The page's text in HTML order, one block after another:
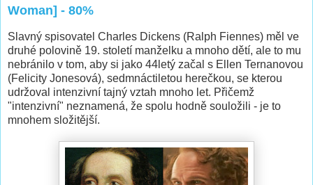
Woman] - 80%
Slavný spisovatel Charles Dickens (Ralph Fiennes) měl ve
druhé polovině 19. století manželku a mnoho dětí, ale to mu
nebránilo v tom, aby si jako 44letý začal s Ellen Ternanovou
(Felicity Jonesová), sedmnáctiletou herečkou, se kterou
udržoval intenzivní tajný vztah mnoho let. Přičemž
"intenzivní" neznamená, že spolu hodně souložili - je to
mnohem složitější.